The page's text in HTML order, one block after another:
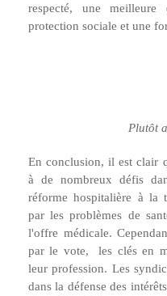
respecté, une
protection sociale et une
Plutôt
En conclusion, il est clair
à de nombreux défis
réforme hospitalière à la
par les problèmes de
l'offre médicale.
par le vote,
les clés en
leur profession. Les
dans la défense des